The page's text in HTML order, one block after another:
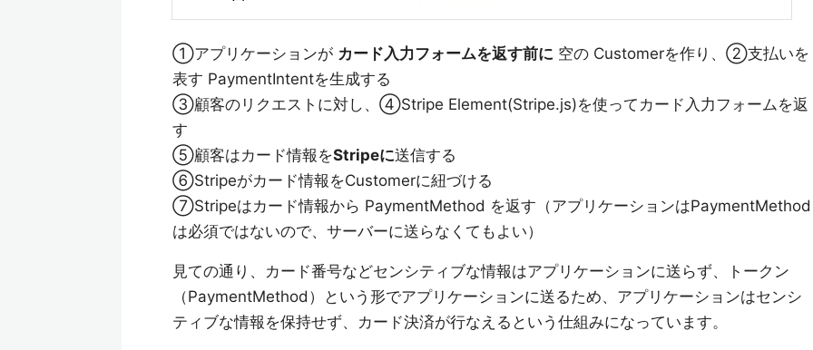
①アプリケーションが カード入力フォームを返す前に 空の Customerを作り、②支払いを
表す PaymentIntentを生成する
③顧客のリクエストに対し、④Stripe Element(Stripe.js)を使ってカード入力フォームを返
す
⑤顧客はカード情報をStripeに送信する
⑥Stripeがカード情報をCustomerに紐づける
⑦Stripeはカード情報から PaymentMethod を返す（アプリケーションはPaymentMethod
は必須ではないので、サーバーに送らなくてもよい）
見ての通り、カード番号などセンシティブな情報はアプリケーションに送らず、トークン
（PaymentMethod）という形でアプリケーションに送るため、アプリケーションはセンシ
ティブな情報を保持せず、カード決済が行なえるという仕組みになっています。